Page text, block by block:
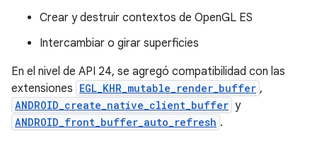
Crear y destruir contextos de OpenGL ES
Intercambiar o girar superficies
En el nivel de API 24, se agregó compatibilidad con las
extensiones EGL_KHR_mutable_render_buffer ,
ANDROID_create_native_client_buffer y
ANDROID_front_buffer_auto_refresh .